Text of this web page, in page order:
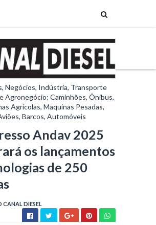
Negócios, Indústria, Transporte
Agronegócio; Caminhões, Ônibus,
Agrícolas, Maquinas Pesadas,
Barcos, Automóveis
Andav 2025
os lançamentos
de 250
CANAL DIESEL